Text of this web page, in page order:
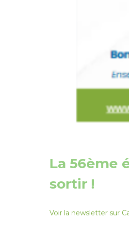
La 56ème
sortir !
Voir la newsletter sur